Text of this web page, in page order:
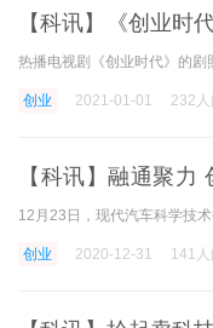
【科讯】《创业时
架了
创业 2021-01-01 232人
【科讯】融通聚力
中心新年革新创业
创业 2020-12-31 141人